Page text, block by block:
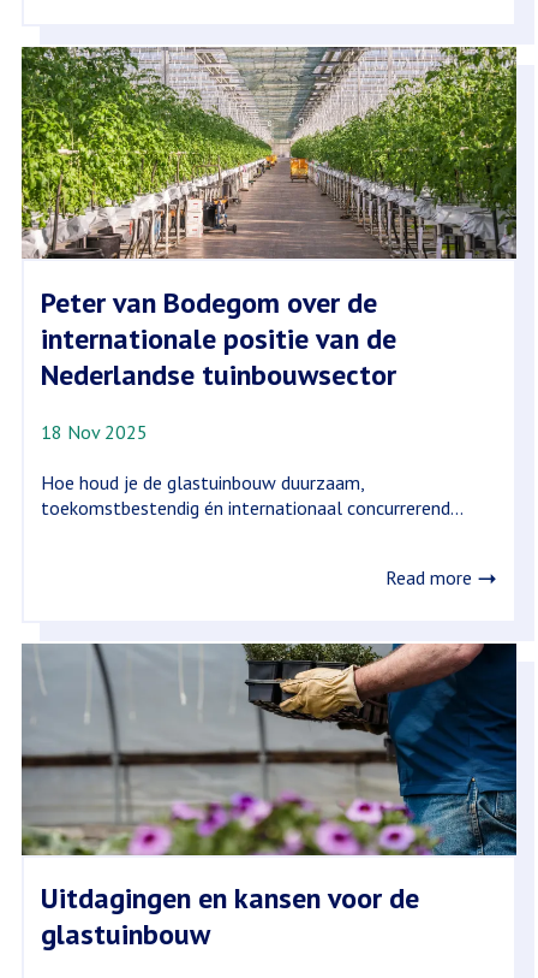
Peter van Bodegom over de
internationale positie van de
Nederlandse tuinbouwsector
18 Nov 2025
Hoe houd je de glastuinbouw duurzaam,
toekomstbestendig én internationaal concurrerend...
Read more
Uitdagingen en kansen voor de
glastuinbouw